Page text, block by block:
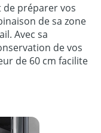
préparer vos
de sa zone
Avec sa
de vos
de 60 cm facilite